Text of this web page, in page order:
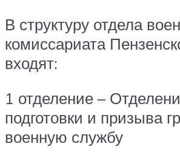
В структуру отдела
комиссариата
входят:
1 отделение –
подготовки и призыва
военную службу